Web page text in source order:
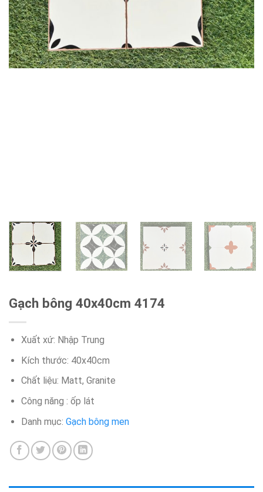
Gạch bông 40x40cm 4174
Xuất xứ: Nhập Trung
Kích thước: 40x40cm
Chất liệu: Matt, Granite
Công năng : ốp lát
Danh mục: Gạch bông men